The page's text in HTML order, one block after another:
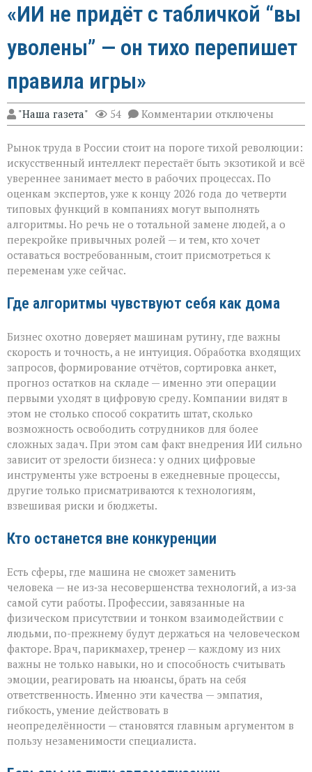
«ИИ не придёт с табличкой “вы
уволены” — он тихо перепишет
правила игры»
"Наша газета" 54 Комментарии к
записи
не
придёт
табличкой
“вы
уволены” — он
тихо
перепишет
правила
игры»
отключены
Рынок труда в России стоит на пороге тихой революции:
искусственный интеллект перестаёт быть экзотикой и всё
увереннее занимает место в рабочих процессах. По
оценкам экспертов, уже к концу 2026 года до четверти
типовых функций в компаниях могут выполнять
алгоритмы. Но речь не о тотальной замене людей, а о
перекройке привычных ролей — и тем, кто хочет
оставаться востребованным, стоит присмотреться к
переменам уже сейчас.
Где алгоритмы чувствуют себя как дома
Бизнес охотно доверяет машинам рутину, где важны
скорость и точность, а не интуиция. Обработка входящих
запросов, формирование отчётов, сортировка анкет,
прогноз остатков на складе — именно эти операции
первыми уходят в цифровую среду. Компании видят в
этом не столько способ сократить штат, сколько
возможность освободить сотрудников для более
сложных задач. При этом сам факт внедрения ИИ сильно
зависит от зрелости бизнеса: у одних цифровые
инструменты уже встроены в ежедневные процессы,
другие только присматриваются к технологиям,
взвешивая риски и бюджеты.
Кто останется вне конкуренции
Есть сферы, где машина не сможет заменить
человека — не из‑за несовершенства технологий, а из‑за
самой сути работы. Профессии, завязанные на
физическом присутствии и тонком взаимодействии с
людьми, по-прежнему будут держаться на человеческом
факторе. Врач, парикмахер, тренер — каждому из них
важны не только навыки, но и способность считывать
эмоции, реагировать на нюансы, брать на себя
ответственность. Именно эти качества — эмпатия,
гибкость, умение действовать в
неопределённости — становятся главным аргументом в
пользу незаменимости специалиста.